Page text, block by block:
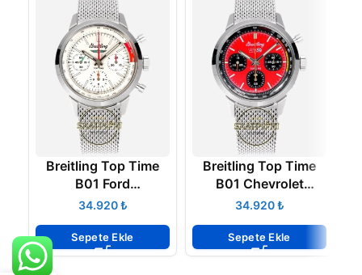
Breitling Top Time
B01 Ford
Thunderbird 41mm
Super Clone ETA
₺
Sepete Ekle
Breitling Top Time
B01 Chevrolet
Corvette 41mm
Super Clone ETA
₺
Sepete Ekle